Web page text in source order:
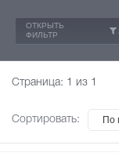
ОТКРЫТЬ
ФИЛЬТР
Страница: 1 из 1
Сортировать: По